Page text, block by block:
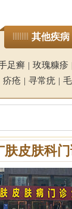
其他疾病
足癣 | 玫瑰糠疹
疥疮 | 寻常疣 |
肤皮肤科